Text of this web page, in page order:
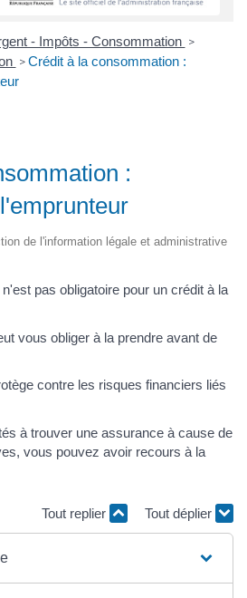
- Impôts - Consommation >
> Crédit à la consommation :
:
de l'information légale et administrative
pas obligatoire pour un crédit à la
vous obliger à la prendre avant de
contre les risques financiers liés
à trouver une assurance à cause de
vous pouvez avoir recours à la
Tout replier Tout déplier